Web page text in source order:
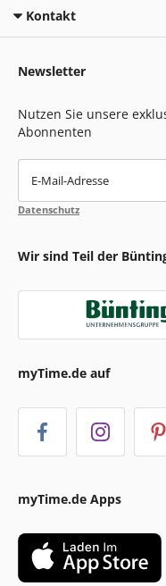
Kontakt
Newsletter
Nutzen Sie unsere
Abonnenten
E-Mail-Adresse
Datenschutz
Wir sind Teil der
myTime.de auf
myTime.de Apps